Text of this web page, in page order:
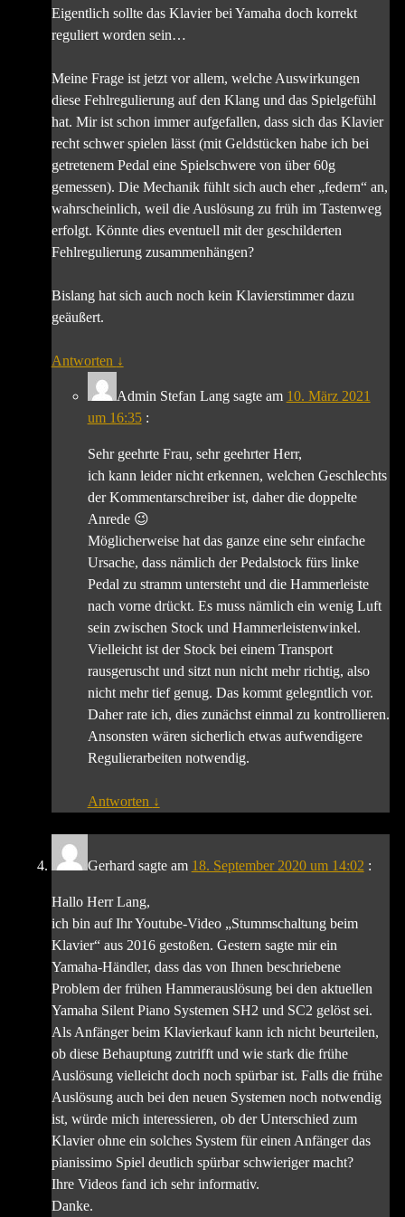
Eigentlich sollte das Klavier bei Yamaha doch korrekt
reguliert worden sein…
Meine Frage ist jetzt vor allem, welche Auswirkungen
diese Fehlregulierung auf den Klang und das Spielgefühl
hat. Mir ist schon immer aufgefallen, dass sich das Klavier
recht schwer spielen lässt (mit Geldstücken habe ich bei
getretenem Pedal eine Spielschwere von über 60g
gemessen). Die Mechanik fühlt sich auch eher „federn“ an,
wahrscheinlich, weil die Auslösung zu früh im Tastenweg
erfolgt. Könnte dies eventuell mit der geschilderten
Fehlregulierung zusammenhängen?
Bislang hat sich auch noch kein Klavierstimmer dazu
geäußert.
Antworten ↓
Admin Stefan Langsagte am 10. März 2021
um 16:35 :
Sehr geehrte Frau, sehr geehrter Herr,
ich kann leider nicht erkennen, welchen Geschlechts
der Kommentarschreiber ist, daher die doppelte
Anrede 😉
Möglicherweise hat das ganze eine sehr einfache
Ursache, dass nämlich der Pedalstock fürs linke
Pedal zu stramm untersteht und die Hammerleiste
nach vorne drückt. Es muss nämlich ein wenig Luft
sein zwischen Stock und Hammerleistenwinkel.
Vielleicht ist der Stock bei einem Transport
rausgeruscht und sitzt nun nicht mehr richtig, also
nicht mehr tief genug. Das kommt gelegntlich vor.
Daher rate ich, dies zunächst einmal zu kontrollieren.
Ansonsten wären sicherlich etwas aufwendigere
Regulierarbeiten notwendig.
Antworten ↓
Gerhard sagte am 18. September 2020 um 14:02 :
Hallo Herr Lang,
ich bin auf Ihr Youtube-Video „Stummschaltung beim
Klavier“ aus 2016 gestoßen. Gestern sagte mir ein
Yamaha-Händler, dass das von Ihnen beschriebene
Problem der frühen Hammerauslösung bei den aktuellen
Yamaha Silent Piano Systemen SH2 und SC2 gelöst sei.
Als Anfänger beim Klavierkauf kann ich nicht beurteilen,
ob diese Behauptung zutrifft und wie stark die frühe
Auslösung vielleicht doch noch spürbar ist. Falls die frühe
Auslösung auch bei den neuen Systemen noch notwendig
ist, würde mich interessieren, ob der Unterschied zum
Klavier ohne ein solches System für einen Anfänger das
pianissimo Spiel deutlich spürbar schwieriger macht?
Ihre Videos fand ich sehr informativ.
Danke.